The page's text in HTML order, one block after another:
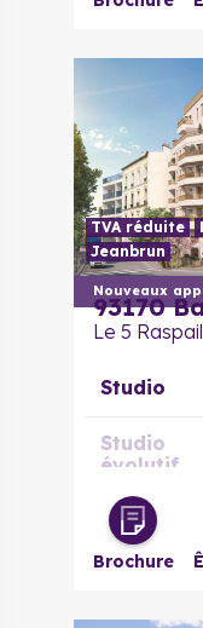
TVA réduite
Jeanbrun
93170
Le 5 Raspail
Studio
Studio
évolutif
2 pièces
Brochure